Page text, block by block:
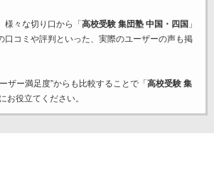
様々な切り口から「 高校受験 集団塾 中国・四国 」
口コミや評判といった、実際のユーザーの声も掲
ザー満足度”からも比較することで「 高校受験 集
お役立てください。